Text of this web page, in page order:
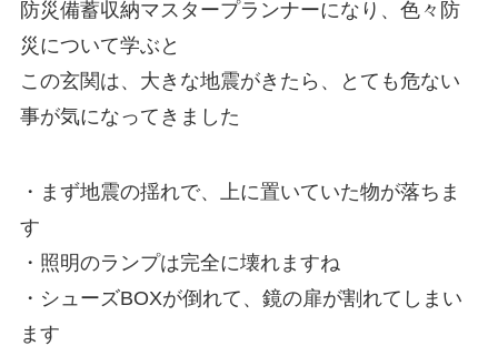
防災備蓄収納マスタープランナーになり、色々防
災について学ぶと
この玄関は、大きな地震がきたら、とても危ない
事が気になってきました
・まず地震の揺れで、上に置いていた物が落ちま
す
・照明のランプは完全に壊れますね
・シューズBOXが倒れて、鏡の扉が割れてしまい
ます